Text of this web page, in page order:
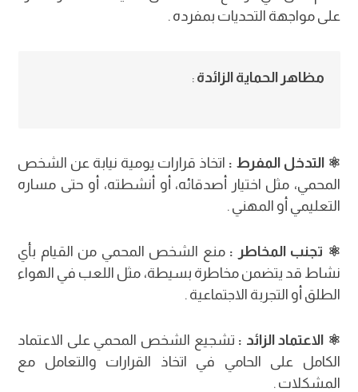
على مواجهة التحديات بمفرده .
مظاهر الحماية الزائدة :
⚛︎ التدخل المفرط : اتخاذ قرارات يومية نيابة عن الشخص
المحمي، مثل اختيار أصدقائه، أو أنشطته، أو حتى مساره
التعليمي أو المهني .
⚛︎ تجنب المخاطر : منع الشخص المحمي من القيام بأي
نشاط قد يتضمن مخاطرة بسيطة، مثل اللعب في الهواء
الطلق أو التجربة الاجتماعية .
⚛︎ الاعتماد الزائد : تشجيع الشخص المحمي على الاعتماد
الكامل على الحامي في اتخاذ القرارات والتعامل مع
المشكلات .